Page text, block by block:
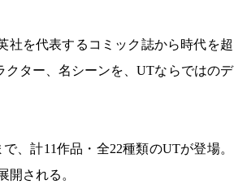
社を代表するコミック誌から時代を超
ター、名シーンを、UTならではのデ
、計11作品・全22種類のUTが登場。
される。